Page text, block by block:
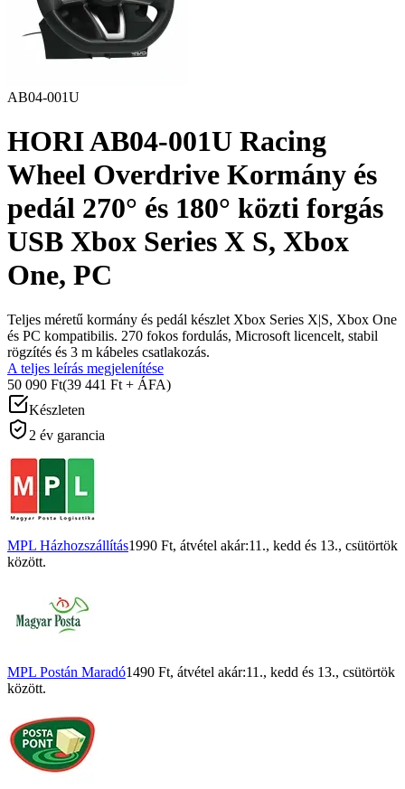
AB04-001U
HORI AB04-001U Racing
Wheel Overdrive Kormány és
pedál 270° és 180° közti forgás
USB Xbox Series X S, Xbox
One, PC
Teljes méretű kormány és pedál készlet Xbox Series X|S, Xbox One
és PC kompatibilis. 270 fokos fordulás, Microsoft licencelt, stabil
rögzítés és 3 m kábeles csatlakozás.
A teljes leírás megjelenítése
50 090 Ft(39 441 Ft + ÁFA)
Készleten
2 év garancia
MPL Házhozszállítás1990 Ft, átvétel akár:11., kedd és 13., csütörtök
között.
MPL Postán Maradó1490 Ft, átvétel akár:11., kedd és 13., csütörtök
között.